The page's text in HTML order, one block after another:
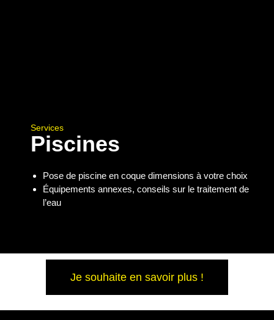
Services
Piscines
Pose de piscine en coque dimensions à votre choix
Équipements annexes, conseils sur le traitement de
l’eau
Je souhaite en savoir plus !